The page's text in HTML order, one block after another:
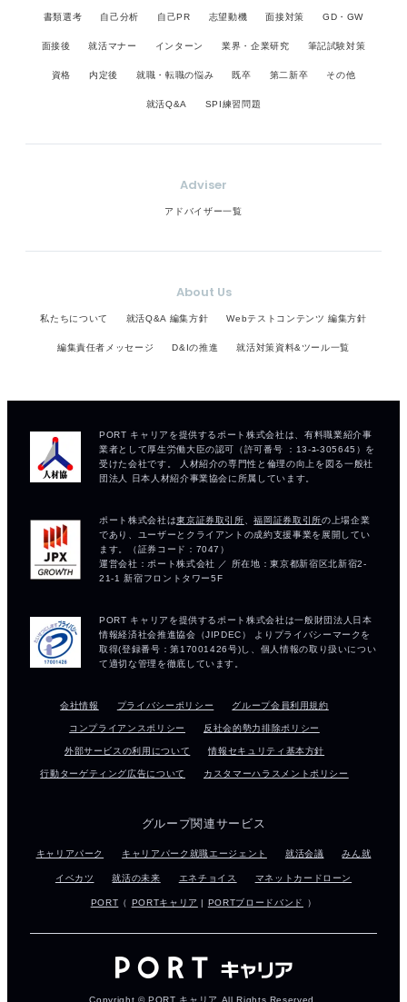
書類選考 自己分析 自己PR 志望動機 面接対策 GD・GW
面接後 就活マナー インターン 業界・企業研究 筆記試験対策
資格 内定後 就職・転職の悩み 既卒 第二新卒 その他
就活Q&A SPI練習問題
Adviser
アドバイザー一覧
About Us
私たちについて 就活Q&A 編集方針 Webテストコンテンツ 編集方針
編集責任者メッセージ D&Iの推進 就活対策資料&ツール一覧
会社情報 プライバシーポリシー グループ会員利用規約
コンプライアンスポリシー 反社会的勢力排除ポリシー
外部サービスの利用について 情報セキュリティ基本方針
行動ターゲティング広告について カスタマーハラスメントポリシー